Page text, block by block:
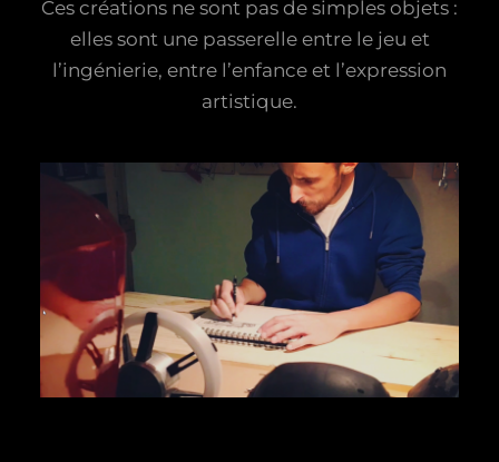
Ces créations ne sont pas de simples objets :
elles sont une passerelle entre le jeu et
l’ingénierie, entre l’enfance et l’expression
artistique.